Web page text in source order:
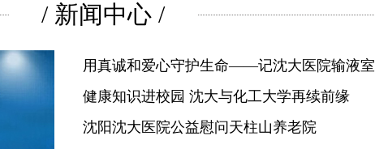
/ 新闻中心 /
用真诚和爱心守护生命——记沈大医院输液室
健康知识进校园 沈大与化工大学再续前缘
沈阳沈大医院公益慰问天柱山养老院